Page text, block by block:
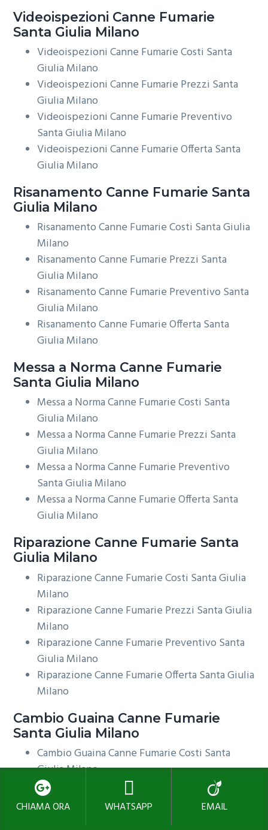
Videoispezioni Canne Fumarie
Santa Giulia Milano
Videoispezioni Canne Fumarie Costi Santa
Giulia Milano
Videoispezioni Canne Fumarie Prezzi Santa
Giulia Milano
Videoispezioni Canne Fumarie Preventivo
Santa Giulia Milano
Videoispezioni Canne Fumarie Offerta Santa
Giulia Milano
Risanamento Canne Fumarie Santa
Giulia Milano
Risanamento Canne Fumarie Costi Santa Giulia
Milano
Risanamento Canne Fumarie Prezzi Santa
Giulia Milano
Risanamento Canne Fumarie Preventivo Santa
Giulia Milano
Risanamento Canne Fumarie Offerta Santa
Giulia Milano
Messa a Norma Canne Fumarie
Santa Giulia Milano
Messa a Norma Canne Fumarie Costi Santa
Giulia Milano
Messa a Norma Canne Fumarie Prezzi Santa
Giulia Milano
Messa a Norma Canne Fumarie Preventivo
Santa Giulia Milano
Messa a Norma Canne Fumarie Offerta Santa
Giulia Milano
Riparazione Canne Fumarie Santa
Giulia Milano
Riparazione Canne Fumarie Costi Santa Giulia
Milano
Riparazione Canne Fumarie Prezzi Santa Giulia
Milano
Riparazione Canne Fumarie Preventivo Santa
Giulia Milano
Riparazione Canne Fumarie Offerta Santa Giulia
Milano
Cambio Guaina Canne Fumarie
Santa Giulia Milano
Cambio Guaina Canne Fumarie Costi Santa
Giulia Milano
Cambio Guaina Canne Fumarie Prezzi Santa
Giulia Milano
CHIAMA ORA WHATSAPP EMAIL